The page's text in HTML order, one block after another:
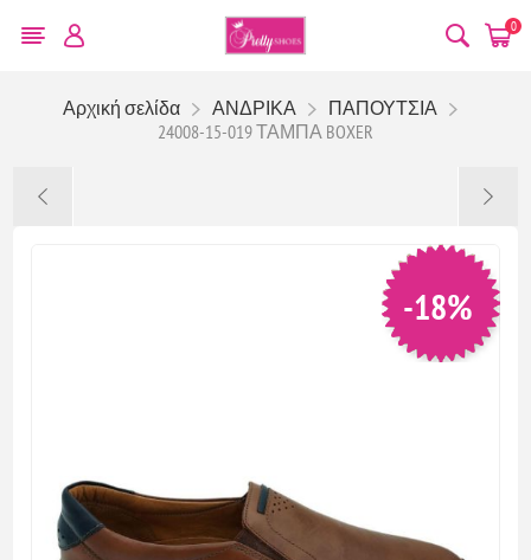
0
Αρχική σελίδα ΑΝΔΡΙΚΑ
ΠΑΠΟΥΤΣΙΑ
24008-15-019 ΤΑΜΠΑ BOXER
-18%